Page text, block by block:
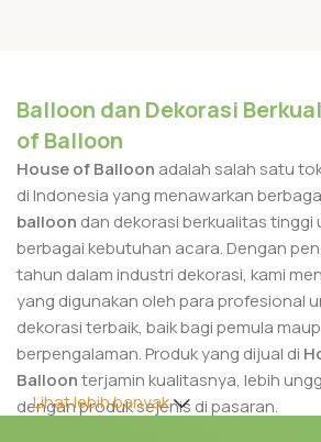
Balloon dan Dekorasi
of Balloon
House of Balloon adalah salah satu
di Indonesia yang menawarkan
balloon dan dekorasi berkualitas tinggi
berbagai kebutuhan acara. Dengan
tahun dalam industri dekorasi, kami
yang digunakan oleh para profesional
dekorasi terbaik, baik bagi pemula
berpengalaman. Produk yang dijual di
Balloonterjamin kualitasnya, lebih
dengan produk sejenis di pasaran.
Lihat lebih banyak